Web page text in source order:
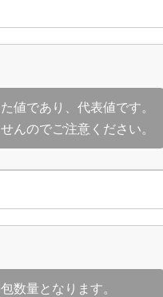
値であり、代表値です。
んのでご注意ください。
数量となります。